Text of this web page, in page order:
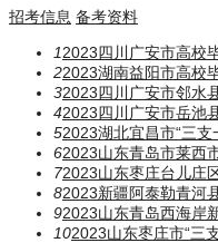
招考信息 备考资料
12023四川广安市高校
22023湖南益阳市高校
32023四川广安市邻水
42023四川广安市岳池
52023湖北宜昌市“三支
62023山东青岛市莱西
72023山东枣庄台儿庄
82023新疆阿泰勒青河
92023山东青岛西海岸
102023山东枣庄市“三